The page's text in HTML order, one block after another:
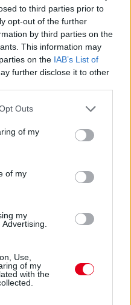
to third parties prior to
opt-out of the further
by third parties on the
This information may
on the IAB’s List of
further disclose it to other
uses one or more Google
You may click to
and its third-party tags to
purposes in below Google
Outs
of my
of my
my
Use,
of my
with the
hamarosan támadási
tudta megelőzni. De most
elé. Beválni látszik a
végén, de annyira